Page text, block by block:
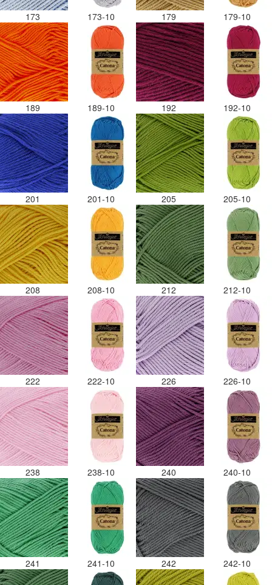
173 173-10 179 179-10
189 189-10 192 192-10
201 201-10 205 205-10
208 208-10 212 212-10
222 222-10 226 226-10
238 238-10 240 240-10
241 241-10 242 242-10